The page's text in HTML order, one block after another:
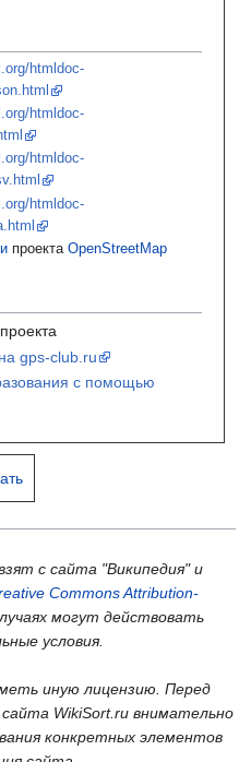
htmldoc-
htmldoc-
htmldoc-
htmldoc-
проектаOpenStreetMap
gps-club.ru
с помощью
с сайта "Википедия" и
Commons Attribution-
могут действовать
условия.
иную лицензию. Перед
WikiSort.ru внимательно
конкретных элементов